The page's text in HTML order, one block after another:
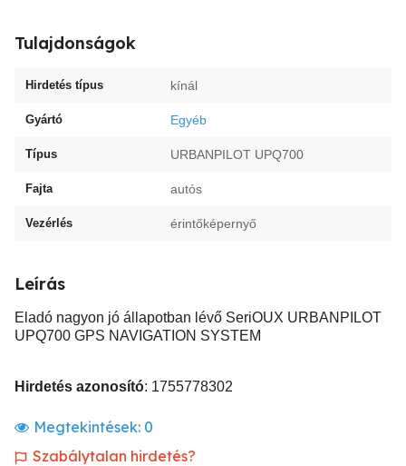
Tulajdonságok
Hirdetés típus kínál
Gyártó Egyéb
Típus URBANPILOT UPQ700
Fajta autós
Vezérlés érintőképernyő
Leírás
Eladó nagyon jó állapotban lévő SeriOUX URBANPILOT
UPQ700 GPS NAVIGATION SYSTEM
Hirdetés azonosító: 1755778302
Megtekintések: 0
Szabálytalan hirdetés?